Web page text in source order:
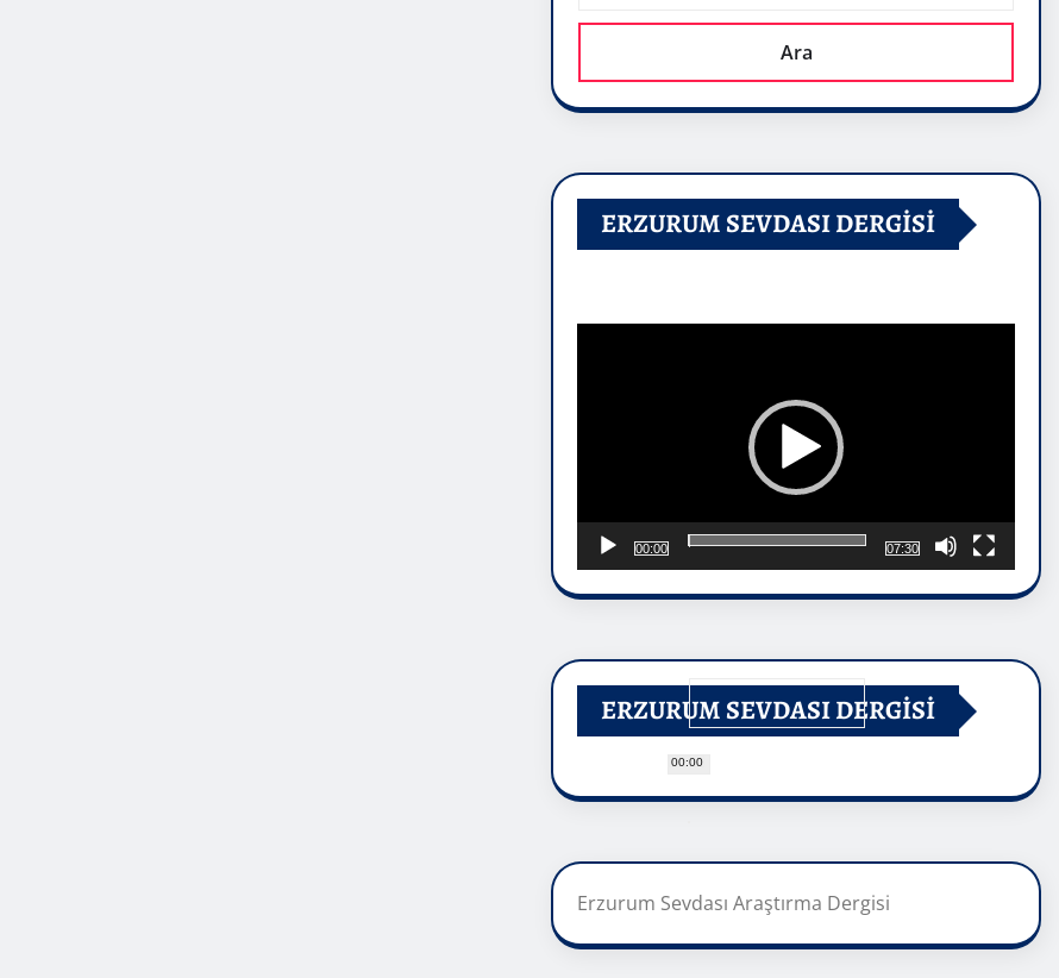
Ara
ERZURUM SEVDASI DERGİSİ
00:00
00:00
07:30
ERZURUM SEVDASI DERGİSİ
Erzurum Sevdası Araştırma Dergisi